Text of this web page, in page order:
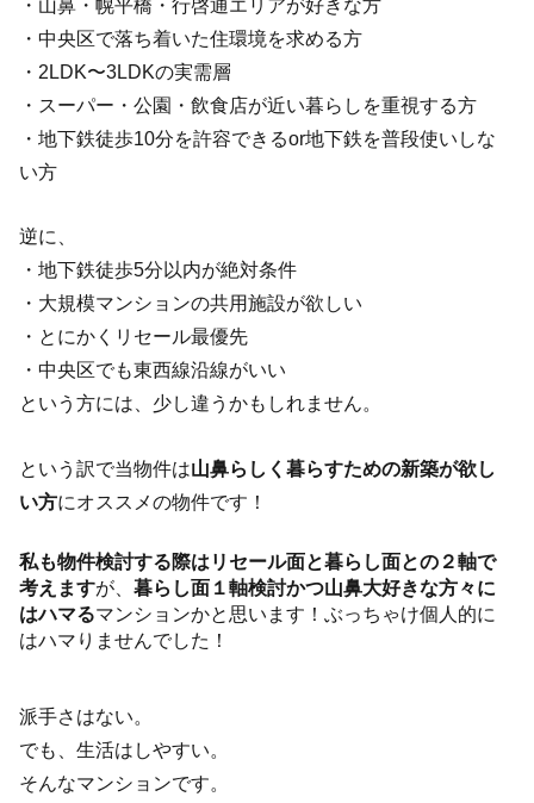
・山鼻・幌平橋・行啓通エリアが好きな方
・中央区で落ち着いた住環境を求める方
・2LDK〜3LDKの実需層
・スーパー・公園・飲食店が近い暮らしを重視する方
・地下鉄徒歩10分を許容できるor地下鉄を普段使いしな
い方
逆に、
・地下鉄徒歩5分以内が絶対条件
・大規模マンションの共用施設が欲しい
・とにかくリセール最優先
・中央区でも東西線沿線がいい
という方には、少し違うかもしれません。
という訳で当物件は山鼻らしく暮らすための新築が欲し
い方にオススメの物件です！
私も物件検討する際はリセール面と暮らし面との２軸で
考えますが、暮らし面１軸検討かつ山鼻大好きな方々に
はハマるマンションかと思います！ぶっちゃけ個人的に
はハマりませんでした！
派手さはない。
でも、生活はしやすい。
そんなマンションです。